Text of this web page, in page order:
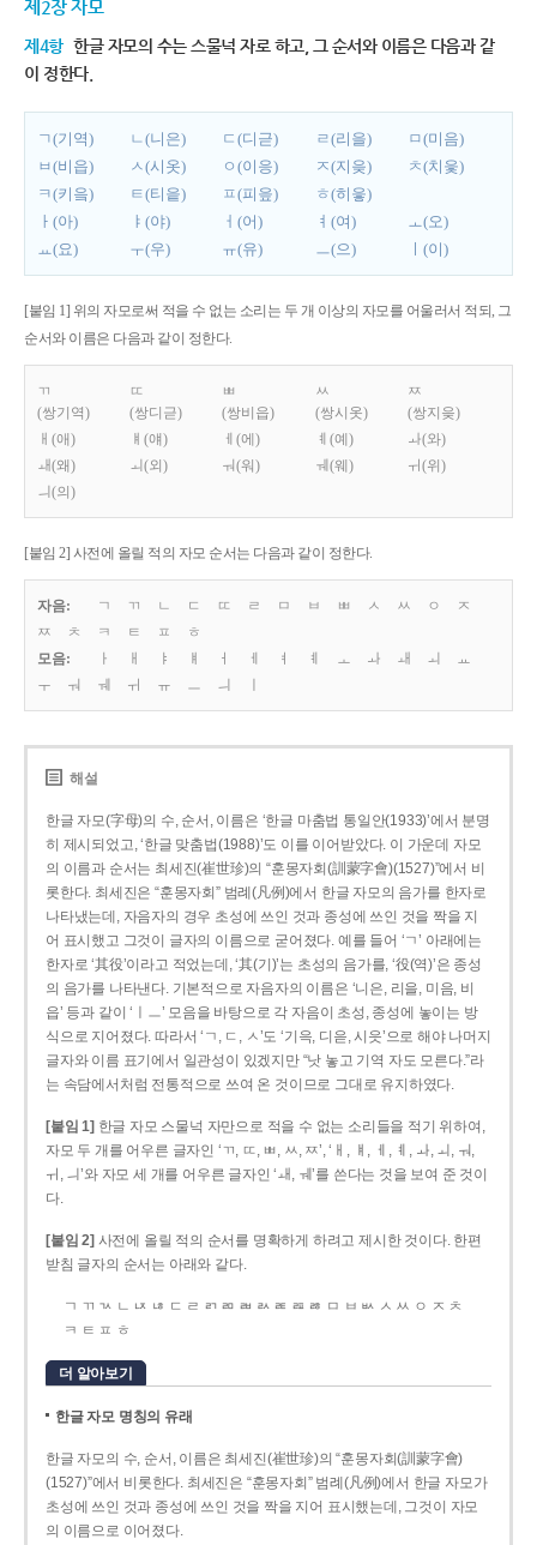
제2장 자모
제4항 한글 자모의 수는 스물넉 자로 하고, 그 순서와 이름은 다음과 같
이 정한다.
ㄱ(기역) ㄴ(니은) ㄷ(디귿) ㄹ(리을)
ㅁ(미음)
ㅂ(비읍)
ㅅ(시옷) ㅇ(이응) ㅈ(지읒)
ㅊ(치읓)
ㅋ(키읔)
ㅌ(티읕) ㅍ(피읖)
ㅎ(히읗)
ㅏ(아)
ㅑ(야) ㅓ(어) ㅕ(여)
ㅗ(오)
ㅛ(요)
ㅜ(우) ㅠ(유) ㅡ(으) ㅣ(이)
[붙임 1] 위의 자모로써 적을 수 없는 소리는 두 개 이상의 자모를 어울러서 적되, 그
순서와 이름은 다음과 같이 정한다.
ㄲ
(쌍기역)
ㄸ
(쌍디귿)
ㅃ
(쌍비읍)
ㅆ
(쌍시옷)
ㅉ
(쌍지읒)
ㅐ(애)
ㅒ(얘) ㅔ(에) ㅖ(예)
ㅘ(와)
ㅙ(왜)
ㅚ(외) ㅝ(워) ㅞ(웨)
ㅟ(위)
ㅢ(의)
[붙임 2] 사전에 올릴 적의 자모 순서는 다음과 같이 정한다.
자음: ㄱ ㄲ ㄴ ㄷ ㄸ ㄹ ㅁ ㅂ ㅃ ㅅ ㅆ ㅇ
ㅈ
ㅉ
ㅊ ㅋ ㅌ ㅍ
ㅎ
모음:
ㅏ ㅐ ㅑ ㅒ ㅓ ㅔ ㅕ ㅖ ㅗ ㅘ ㅙ ㅚ
ㅛ
ㅜ
ㅝ ㅞ ㅟ ㅠ ㅡ ㅢ
해설
한글 자모(字母)의 수, 순서, 이름은 ‘한글 마춤법 통일안(1933)’에서 분명
히 제시되었고, ‘한글 맞춤법(1988)’도 이를 이어받았다. 이 가운데 자모
의 이름과 순서는 최세진(崔世珍)의 “훈몽자회(訓蒙字會)(1527)”에서 비
롯한다. 최세진은 “훈몽자회” 범례(凡例)에서 한글 자모의 음가를 한자로
나타냈는데, 자음자의 경우 초성에 쓰인 것과 종성에 쓰인 것을 짝을 지
어 표시했고 그것이 글자의 이름으로 굳어졌다. 예를 들어 ‘ㄱ’ 아래에는
한자로 ‘其役’이라고 적었는데, ‘其(기)’는 초성의 음가를, ‘役(역)’은 종성
의 음가를 나타낸다. 기본적으로 자음자의 이름은 ‘니은, 리을, 미음, 비
읍’ 등과 같이 ‘ㅣㅡ’ 모음을 바탕으로 각 자음이 초성, 종성에 놓이는 방
식으로 지어졌다. 따라서 ‘ㄱ, ㄷ, ㅅ’도 ‘기윽, 디읃, 시읏’으로 해야 나머지
글자와 이름 표기에서 일관성이 있겠지만 “낫 놓고 기역 자도 모른다.”라
는 속담에서처럼 전통적으로 쓰여 온 것이므로 그대로 유지하였다.
[붙임 1] 한글 자모 스물넉 자만으로 적을 수 없는 소리들을 적기 위하여,
자모 두 개를 어우른 글자인 ‘ㄲ, ㄸ, ㅃ, ㅆ, ㅉ’, ‘ㅐ, ㅒ, ㅔ, ㅖ, ㅘ, ㅚ, ㅝ,
ㅟ, ㅢ’와 자모 세 개를 어우른 글자인 ‘ㅙ, ㅞ’를 쓴다는 것을 보여 준 것이
다.
[붙임 2] 사전에 올릴 적의 순서를 명확하게 하려고 제시한 것이다. 한편
받침 글자의 순서는 아래와 같다.
ㄱ ㄲ ㄳ ㄴ ㄵ ㄶ ㄷ ㄹ ㄺ ㄻ ㄼ ㄽ ㄾ ㄿ ㅀ ㅁ ㅂ ㅄ ㅅ ㅆ ㅇ ㅈ ㅊ
ㅋ ㅌ ㅍ ㅎ
더 알아보기
한글 자모 명칭의 유래
한글 자모의 수, 순서, 이름은 최세진(崔世珍)의 “훈몽자회(訓蒙字會)
(1527)”에서 비롯한다. 최세진은 “훈몽자회” 범례(凡例)에서 한글 자모가
초성에 쓰인 것과 종성에 쓰인 것을 짝을 지어 표시했는데, 그것이 자모
의 이름으로 이어졌다.